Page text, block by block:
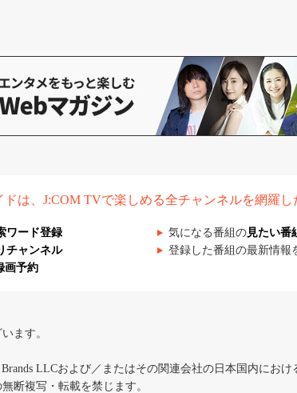
ドは、J:COM TVで楽しめる全チャンネルを網羅し
ワード登録 気になる番組の見たい番
チャンネル 登録した番組の最新情報
画予約
ます。
LLCおよび／またはその関連会社の日本国内におけ
断複写・転載を禁じます。